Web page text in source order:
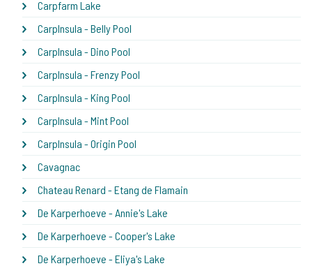
Carpfarm Lake
CarpInsula - Belly Pool
CarpInsula - Dino Pool
CarpInsula - Frenzy Pool
CarpInsula - King Pool
CarpInsula - Mint Pool
CarpInsula - Origin Pool
Cavagnac
Chateau Renard - Etang de Flamain
De Karperhoeve - Annie's Lake
De Karperhoeve - Cooper's Lake
De Karperhoeve - Eliya's Lake